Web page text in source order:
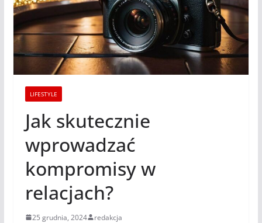
LIFESTYLE
Jak skutecznie
wprowadzać
kompromisy w
relacjach?
25 grudnia, 2024 redakcja